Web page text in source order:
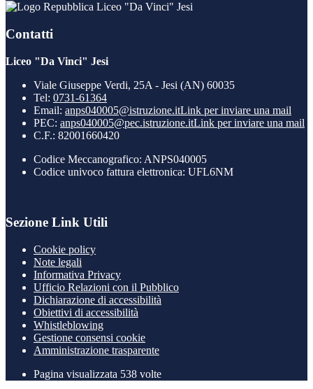
Liceo "Da Vinci" Jesi
Contatti
Liceo "Da Vinci" Jesi
Viale Giuseppe Verdi, 25A - Jesi (AN) 60035
Tel: 0731-61364
Email: anps040005@istruzione.itLink per inviare una mail
PEC: anps040005@pec.istruzione.itLink per inviare una mail
C.F.: 82001660420
Codice Meccanografico: ANPS040005
Codice univoco fattura elettronica: UFL6NM
Sezione Link Utili
Cookie policy
Note legali
Informativa Privacy
Ufficio Relazioni con il Pubblico
Dichiarazione di accessibilità
Obiettivi di accessibilità
Whistleblowing
Gestione consensi cookie
Amministrazione trasparente
Pagina visualizzata 538 volte